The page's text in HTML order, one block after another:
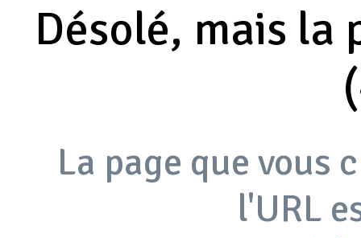
Désolé, mais la
La page que vous
l'URL